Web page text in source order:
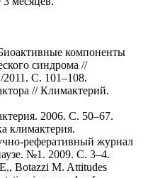
компоненты
синдрома //
С. 101–108.
// Климактерий.
2006. С. 50–67.
климактерия.
реферативный журнал
№1. 2009. С. 3–4.
Botazzi M. Attitudes